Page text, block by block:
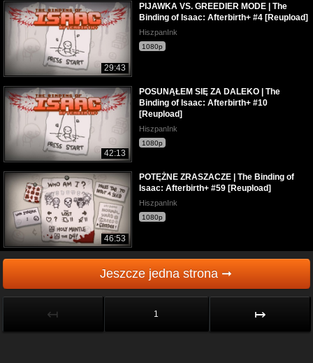
29:43
PIJAWKA VS. GREEDIER MODE | The
Binding of Isaac: Afterbirth+ #4 [Reupload]
HiszpanInk
1080p
42:13
POSUNĄŁEM SIĘ ZA DALEKO | The
Binding of Isaac: Afterbirth+ #10
[Reupload]
HiszpanInk
1080p
46:53
POTĘŻNE ZRASZACZE | The Binding of
Isaac: Afterbirth+ #59 [Reupload]
HiszpanInk
1080p
Jeszcze jedna strona ➞
↤ 1 ↦